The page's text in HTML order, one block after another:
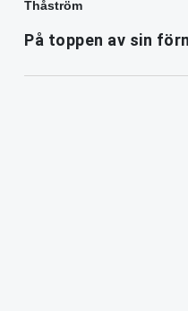
Thåström
På toppen av sin